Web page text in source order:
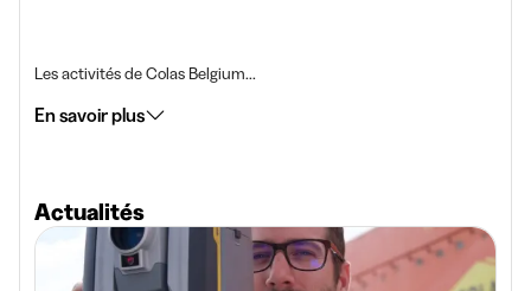
Les activités de Colas Belgium...
En savoir plus
Actualités